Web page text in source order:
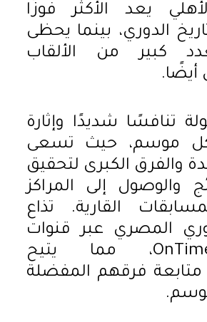
يعد الأكثر فوزًا
الدوري، بينما يحظى
كبير من الألقاب
تنافسًا شديدًا وإثارة
موسم، حيث تسعى
والفرق الكبرى لتحقيق
والوصول إلى المراكز
القارية. تذاع
المصري عبر قنوات
OnTime Sports، مما يتيح
فرقهم المفضلة